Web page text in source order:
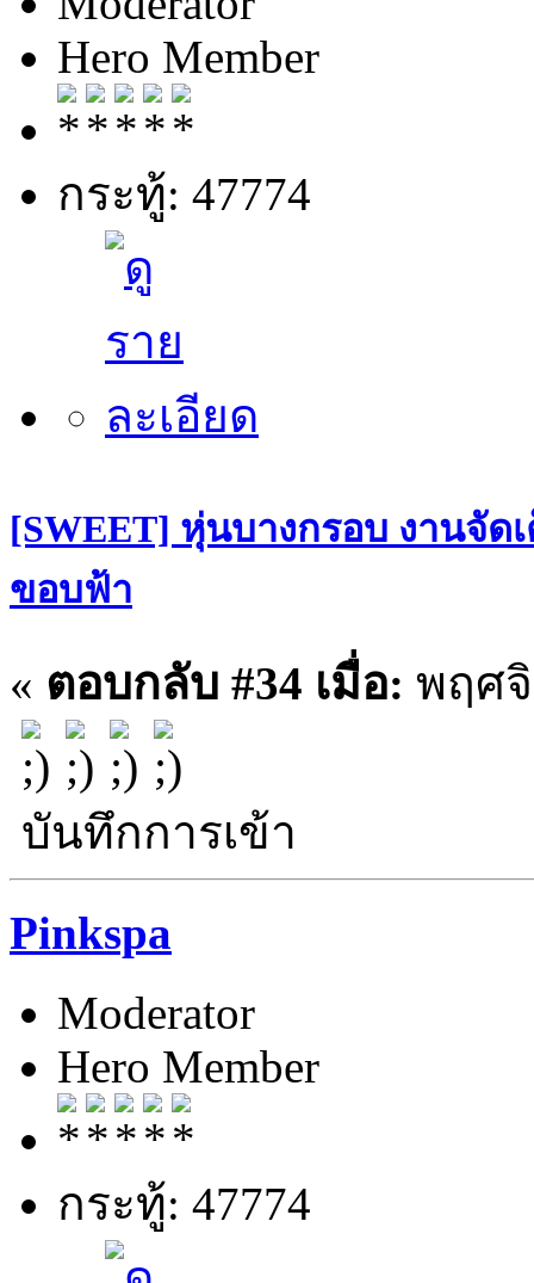
Hero Member
กระทู้: 47774
[SWEET] หุ่นบางกรอบ งานจัด
ขอบฟ้า
« ตอบกลับ #34 เมื่อ: พฤศจิ
บันทึกการเข้า
Pinkspa
Moderator
Hero Member
กระทู้: 47774